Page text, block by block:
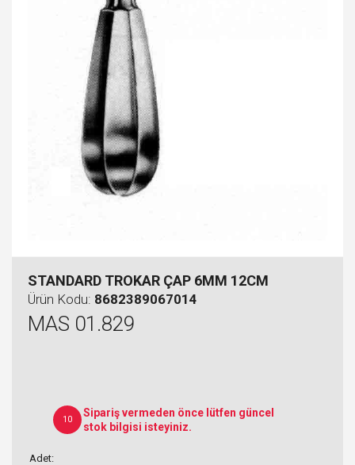
STANDARD TROKAR ÇAP 6MM 12CM
Ürün Kodu: 8682389067014
MAS 01.829
10
Sipariş vermeden önce lütfen güncel
stok bilgisi isteyiniz.
Adet: